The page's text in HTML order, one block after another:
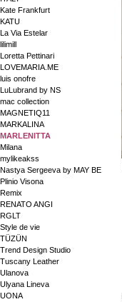
Kate Frankfurt
KATU
La Via Estelar
lilimill
Loretta Pettinari
LOVEMARIA.ME
luis onofre
LuLubrand by NS
mac collection
MAGNETIQ11
MARKALINA
MARLENITTA
Milana
mylikeakss
Nastya Sergeeva by MAY BE
Plinio Visona
Remix
RENATO ANGI
RGLT
Style de vie
TÜZÜN
Trend Design Studio
Tuscany Leather
Ulanova
Ulyana Lineva
UONA